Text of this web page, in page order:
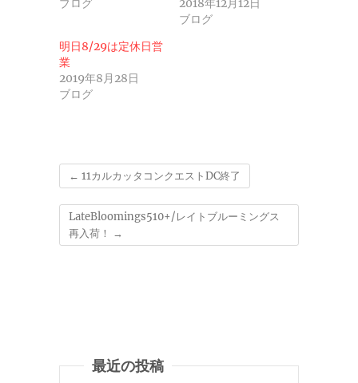
ブログ
2018年12月12日
ブログ
明日8/29は定休日営
業
2019年8月28日
ブログ
← 11カルカッタコンクエストDC終了
LateBloomings510+/レイトブルーミングス
再入荷！
→
最近の投稿